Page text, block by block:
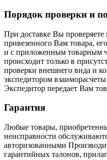
Порядок проверки и
При доставке Вы
привезенного Вам товара,
и с приложенным товарным
происходит только в
проверки внешнего вида и
экспедитором
Экспедитор передает Вам
Гарантия
Любые товары,
неисправности
авторизованными
гарантийных талонов,